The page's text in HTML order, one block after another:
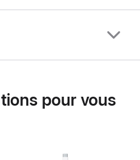
pour vous